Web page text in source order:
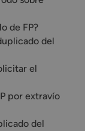
de FP?
del
el
por extravío
del